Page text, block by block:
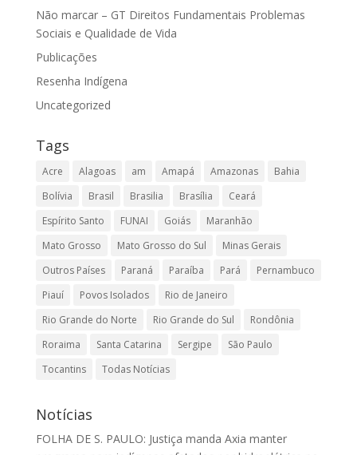
Não marcar – GT Direitos Fundamentais Problemas
Sociais e Qualidade de Vida
Publicações
Resenha Indígena
Uncategorized
Tags
Acre Alagoas am Amapá Amazonas
Bahia
Bolívia
Brasil Brasilia Brasília
Ceará
Espírito Santo
FUNAI Goiás
Maranhão
Mato Grosso
Mato Grosso do Sul
Minas Gerais
Outros Países
Paraná Paraíba Pará
Pernambuco
Piauí
Povos Isolados
Rio de Janeiro
Rio Grande do Norte
Rio Grande do Sul
Rondônia
Roraima
Santa Catarina Sergipe
São Paulo
Tocantins
Todas Notícias
Notícias
FOLHA DE S. PAULO: Justiça manda Axia manter